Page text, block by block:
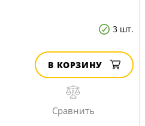
3 шт.
В КОРЗИНУ